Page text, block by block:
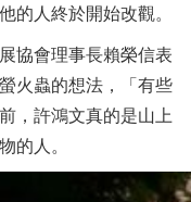
的人終於開始改觀。
協會理事長賴榮信表
火蟲的想法，「有些
，許鴻文真的是山上
的人。